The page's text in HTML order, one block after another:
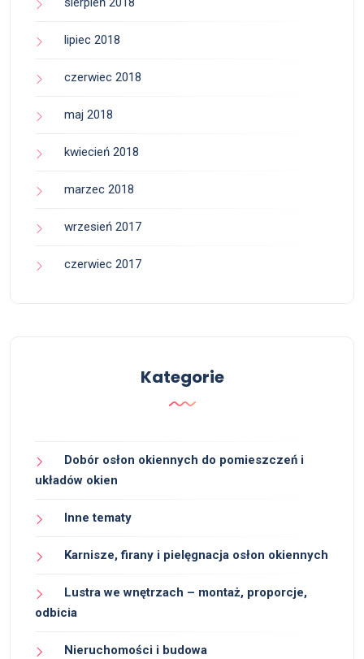
lipiec 2018
czerwiec 2018
maj 2018
kwiecień 2018
marzec 2018
wrzesień 2017
czerwiec 2017
Kategorie
Dobór osłon okiennych do pomieszczeń i
układów okien
Inne tematy
Karnisze, firany i pielęgnacja osłon okiennych
Lustra we wnętrzach – montaż, proporcje,
odbicia
Nieruchomości i budowa